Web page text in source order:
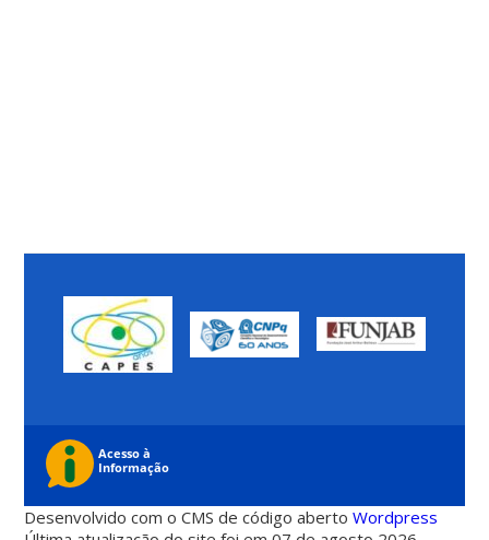
Desenvolvido com o CMS de código abertoWordpress